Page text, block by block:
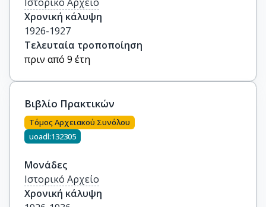
Χρονική κάλυψη
1926-1927
Τελευταία τροποποίηση
πριν από 9 έτη
Βιβλίο Πρακτικών
Τόμος Αρχειακού Συνόλου
uoadl:132305
Μονάδες
Ιστορικό Αρχείο
Χρονική κάλυψη